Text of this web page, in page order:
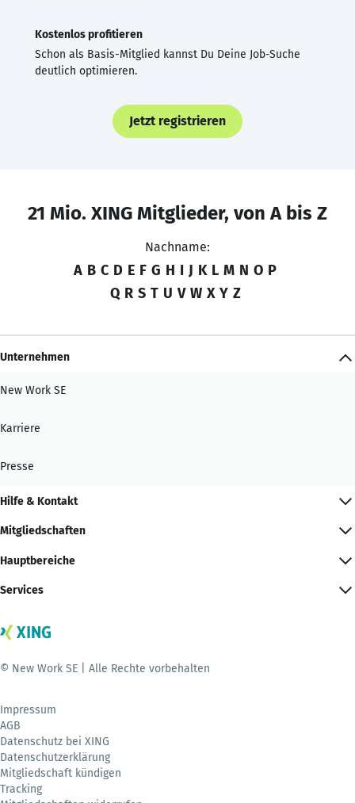
Kostenlos profitieren
Schon als Basis-Mitglied kannst Du Deine Job-Suche
deutlich optimieren.
Jetzt registrieren
21 Mio. XING Mitglieder, von A bis Z
Nachname:
A B C D E F G H I J K L M N O P
Q R S T U V W X Y Z
Unternehmen
New Work SE
Karriere
Presse
Hilfe & Kontakt
Mitgliedschaften
Hauptbereiche
Services
© New Work SE | Alle Rechte vorbehalten
Impressum
AGB
Datenschutz bei XING
Datenschutzerklärung
Mitgliedschaft kündigen
Tracking